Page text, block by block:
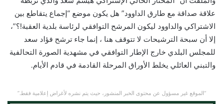
علاقة صداقة مع طارق الداوود” هل يكون موضع “إجماع يتقاطع بين
الاشتراكي والداوود ليكون المرشح التوافقي لرئاسة بلدية العقبة!؟”،
إلا أن سبحة الترشيحات لا تتوقف هنا ، إنما جاء ترشح فؤاد سعد
للمجلس البلدي خارج الإطار التوافقي في مشهدية الصورة التحالفية
والتبني العائلي يخلط الأوراق المرحلة القادمة في قادم الأيام.
“الموقع غير مسؤول عن محتوى الخبر المنشور، حيث يتم نشره لأغراض إعلامية فقط.”